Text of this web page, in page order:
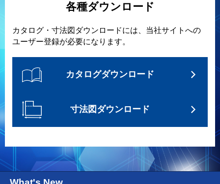
各種ダウンロード
カタログ・寸法図ダウンロードには、当社サイトへの
ユーザー登録が必要になります。
カタログダウンロード
寸法図ダウンロード